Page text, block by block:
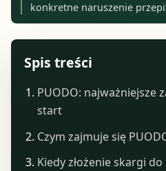
konkretne naruszenie
Spis treści
PUODO: najważniejsze
start
Czym zajmuje się
Kiedy złożenie skargi